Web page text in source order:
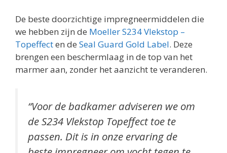
De beste doorzichtige impregneermiddelen die
we hebben zijn de Moeller S234 Vlekstop –
Topeffecten de Seal Guard Gold Label. Deze
brengen een beschermlaag in de top van het
marmer aan, zonder het aanzicht te veranderen.
“Voor de badkamer adviseren we om
de S234 Vlekstop Topeffect toe te
passen. Dit is in onze ervaring de